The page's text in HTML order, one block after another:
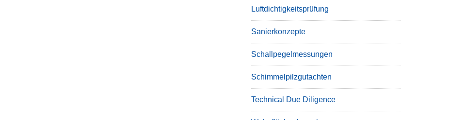
Luftdichtigkeitsprüfung
Sanierkonzepte
Schallpegelmessungen
Schimmelpilzgutachten
Technical Due Diligence